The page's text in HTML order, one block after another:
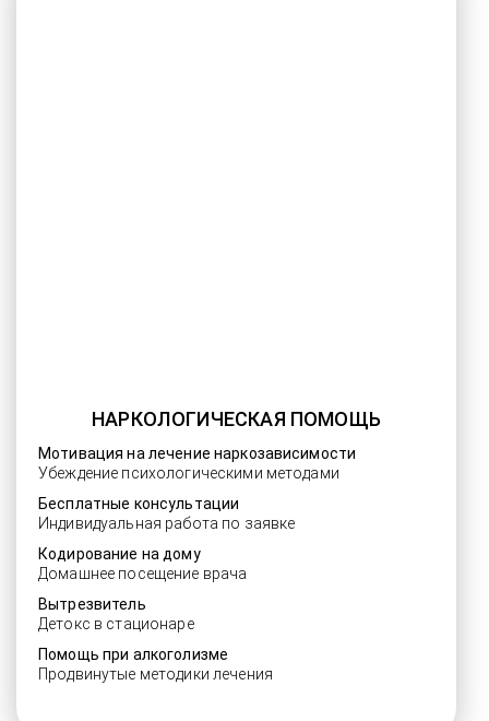
НАРКОЛОГИЧЕСКАЯ ПОМОЩЬ
Мотивация на лечение наркозависимости
Убеждение психологическими методами
Бесплатные консультации
Индивидуальная работа по заявке
Кодирование на дому
Домашнее посещение врача
Вытрезвитель
Детокс в стационаре
Помощь при алкоголизме
Продвинутые методики лечения